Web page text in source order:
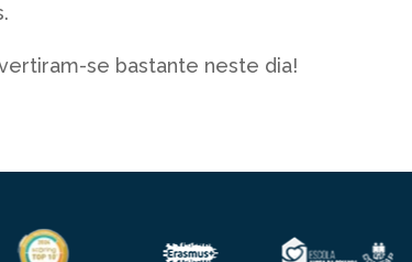
se bastante neste dia!